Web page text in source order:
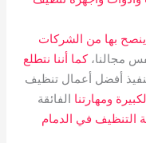
بها من الشركات
مجالنا،كما أننا نتطلع
أفضل أعمال تنظيف
ومهارتنا الفائقة
التنظيف في الدمام